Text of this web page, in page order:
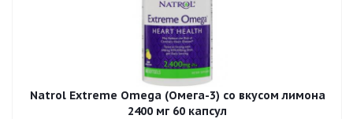
Natrol Extreme Omega (Омега-3) со вкусом лимона
2400 мг 60 капсул